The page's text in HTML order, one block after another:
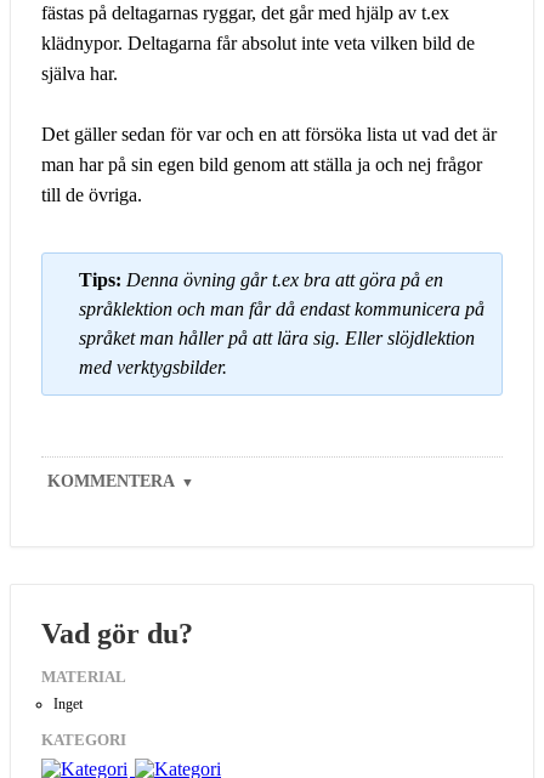
fästas på deltagarnas ryggar, det går med hjälp av t.ex
klädnypor. Deltagarna får absolut inte veta vilken bild de
själva har.
Det gäller sedan för var och en att försöka lista ut vad det är
man har på sin egen bild genom att ställa ja och nej frågor
till de övriga.
Tips: Denna övning går t.ex bra att göra på en
språklektion och man får då endast kommunicera på
språket man håller på att lära sig. Eller slöjdlektion
med verktygsbilder.
KOMMENTERA ▼
Vad gör du?
MATERIAL
Inget
KATEGORI